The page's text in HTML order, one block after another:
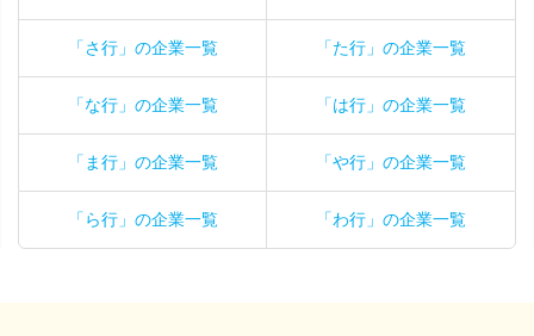
「さ行」の企業一覧 「た行」の企業一覧
「な行」の企業一覧 「は行」の企業一覧
「ま行」の企業一覧 「や行」の企業一覧
「ら行」の企業一覧 「わ行」の企業一覧